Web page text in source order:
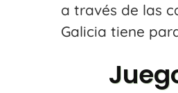
a través de las
Galicia tiene